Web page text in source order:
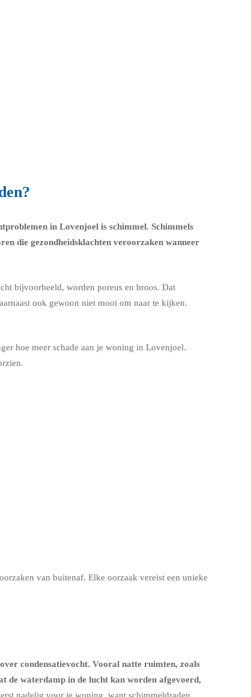
in Lovenjoel is schimmel. Schimmels
die gezondheidsklachten veroorzaken wanneer
bijvoorbeeld, worden poreus en broos. Dat
ook gewoon niet mooi om naar te kijken.
hoe meer schade aan je woning in Lovenjoel.
van buitenaf. Elke oorzaak vereist een unieke
condensatievocht. Vooral natte ruimten, zoals
de waterdamp in de lucht kan worden afgevoerd,
nadelig voor je woning, want schimmeldraden